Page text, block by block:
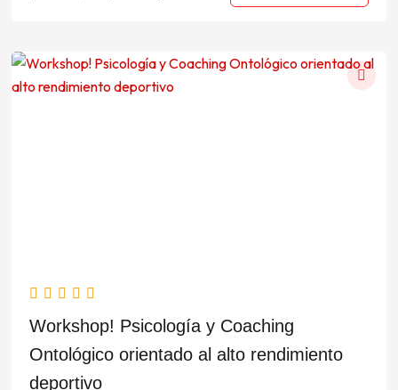
Workshop! Psicología y Coaching
Ontológico orientado al alto rendimiento
deportivo
El
precio
El